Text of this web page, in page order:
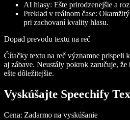
AI hlasy: Ešte prirodzenejšie a
Preklad v reálnom čase:
pri zachovaní kvality hlasu.
Dopad prevodu textu na reč
Čítačky textu na reč významne prispeli
aj zábave. Neustály pokrok zaručuje,
ešte dôležitejšie.
Vyskúšajte Speechify
Cena: Zadarmo na vyskúšanie